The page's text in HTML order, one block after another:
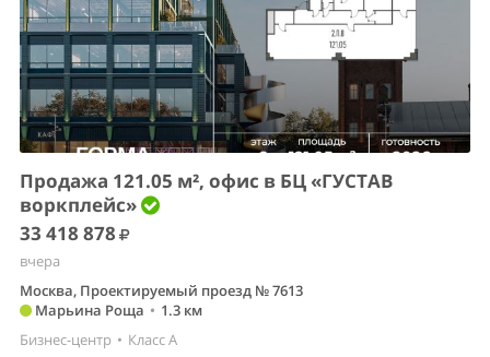
Продажа 121.05 м², офис в БЦ «ГУСТАВ
воркплейс»
33 418 878
вчера
Москва, Проектируемый проезд № 7613
Марьина Роща • 1.3 км
Бизнес-центр • Класс A